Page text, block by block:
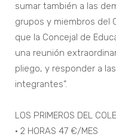
sumar también a las
grupos y miembros del
que la Concejal de
una reunión
pliego, y responder a
integrantes”.
LOS PRIMEROS DEL
• 2 HORAS 47 €/MES